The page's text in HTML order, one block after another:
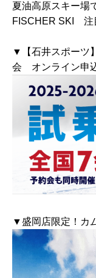
夏油高原スキー場
FISCHER SKI 注
▼【石井スポーツ
会 オンライン申
▼盛岡店限定！カ